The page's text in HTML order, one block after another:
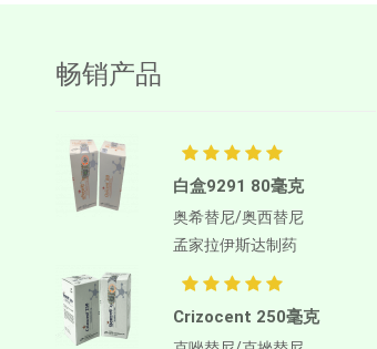
Anti-Human thymocyte
Immunoglobulin [rabbit]
Antithymocyte Globulin-
equine
阿帕鲁胺/阿帕他胺
阿普斯特
畅销产品
白盒9291 80毫克
奥希替尼/奥西替尼
孟家拉伊斯达制药
Crizocent 250毫克